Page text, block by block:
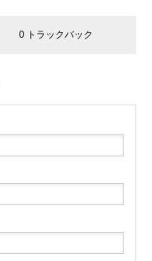
0 トラックバック